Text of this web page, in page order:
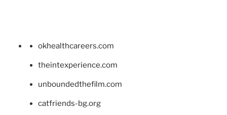
okhealthcareers.com
theintexperience.com
unboundedthefilm.com
catfriends-bg.org